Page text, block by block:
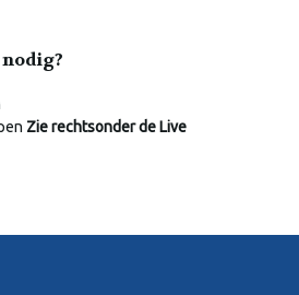
Zie rechtsonder de Live